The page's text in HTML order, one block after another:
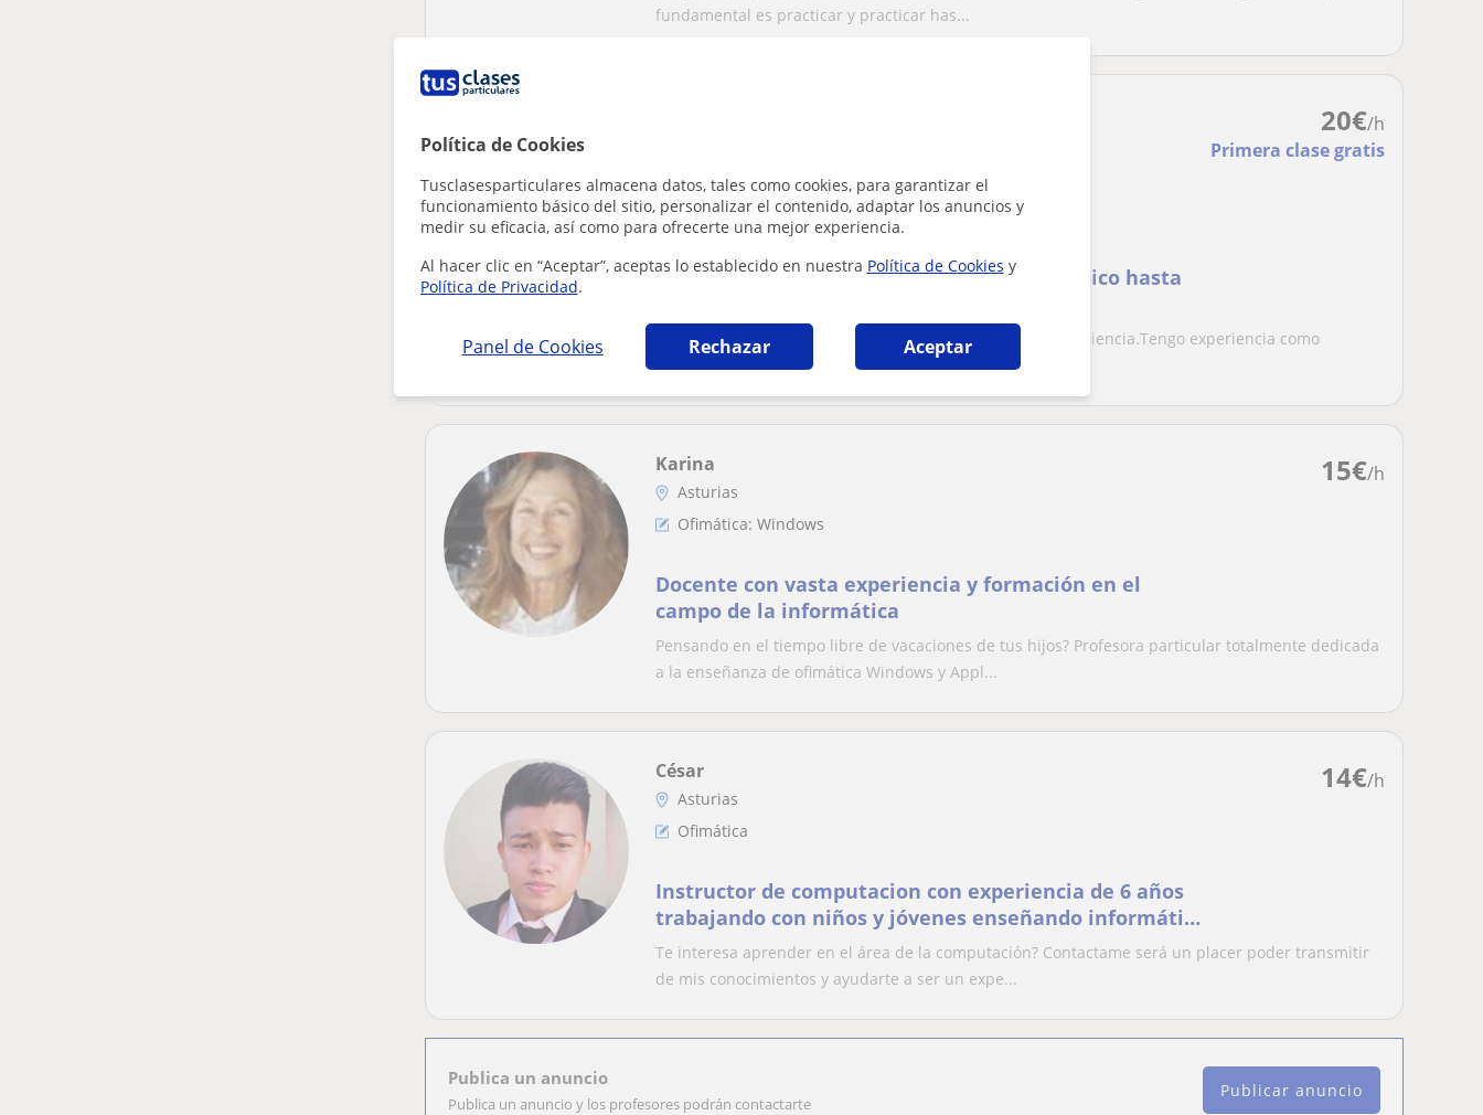
Política de Cookies
Tusclasesparticulares almacena datos, tales como cookies, para garantizar el
funcionamiento básico del sitio, personalizar el contenido, adaptar los anuncios y
medir su eficacia, así como para ofrecerte una mejor experiencia.
Al hacer clic en “Aceptar”, aceptas lo establecido en nuestra Política de Cookies y
Política de Privacidad.
Panel de Cookies Rechazar Aceptar
fundamental es practicar y practicar has...
20€/h
Primera clase gratis
Asturias
Ofimática: Excel, Access
Clases de Excel, todos los niveles, desde básico hasta
Soy Ingeniero, experto en Excel, con muchos años de experiencia.Tengo experiencia como
profesor, y también soy Diseñador de Hojas de Cálcul...
15€/h
Karina
Asturias
Ofimática: Windows
Docente con vasta experiencia y formación en el
campo de la informática
Pensando en el tiempo libre de vacaciones de tus hijos? Profesora particular totalmente dedicada
a la enseñanza de ofimática Windows y Appl...
14€/h
César
Asturias
Ofimática
Instructor de computacion con experiencia de 6 años
trabajando con niños y jóvenes enseñando informática
básica,ofimática,mante
Te interesa aprender en el área de la computación? Contactame será un placer poder transmitir
de mis conocimientos y ayudarte a ser un expe...
Publica un anuncio
Publica un anuncio y los profesores podrán contactarte
Publicar anuncio